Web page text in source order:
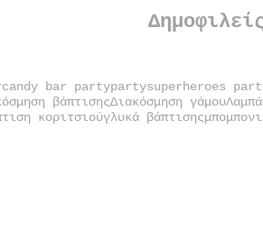
candy bar partypartysuperheroes
βάπτισηςΔιακόσμηση γάμου
κοριτσιούγλυκά βάπτισης